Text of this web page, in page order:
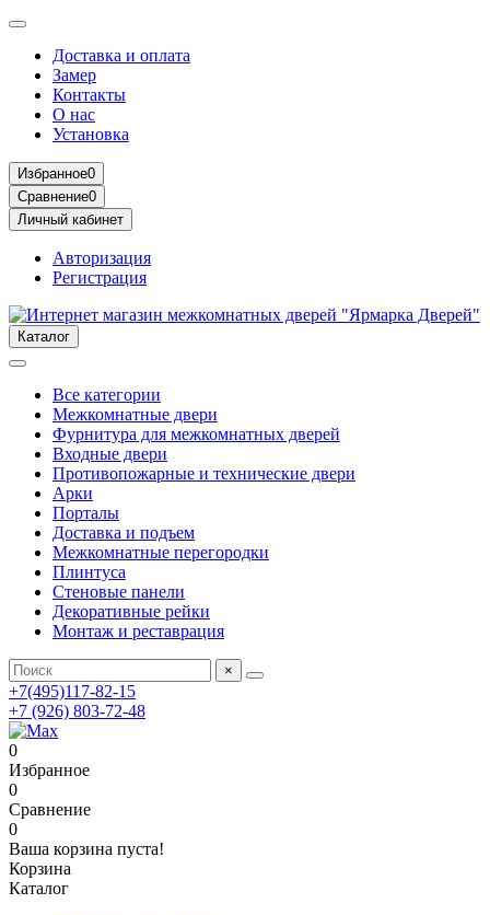
Доставка и оплата
Замер
Контакты
О нас
Установка
Избранное0
Сравнение0
Личный кабинет
Авторизация
Регистрация
Каталог
Все категории
Межкомнатные двери
Фурнитура для межкомнатных дверей
Входные двери
Противопожарные и технические двери
Арки
Порталы
Доставка и подъем
Межкомнатные перегородки
Плинтуса
Стеновые панели
Декоративные рейки
Монтаж и реставрация
×
+7(495)117-82-15
+7 (926) 803-72-48
0
Избранное
0
Сравнение
0
Ваша корзина пуста!
Корзина
Каталог